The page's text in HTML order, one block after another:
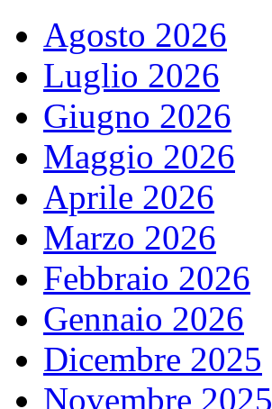
Agosto 2026
Luglio 2026
Giugno 2026
Maggio 2026
Aprile 2026
Marzo 2026
Febbraio 2026
Gennaio 2026
Dicembre 2025
Novembre 2025